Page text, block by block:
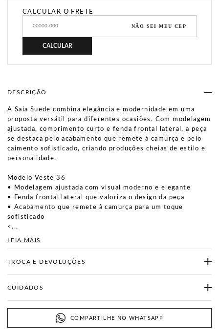
CALCULAR O FRETE
NÃO SEI MEU CEP
CALCULAR
DESCRIÇÃO
A Saia Suede combina elegância e modernidade em uma
proposta versátil para diferentes ocasiões. Com modelagem
ajustada, comprimento curto e fenda frontal lateral, a peça
se destaca pelo acabamento que remete à camurça e pelo
caimento sofisticado, criando produções cheias de estilo e
personalidade.
Modelo Veste 36
• Modelagem ajustada com visual moderno e elegante
• Fenda frontal lateral que valoriza o design da peça
• Acabamento que remete à camurça para um toque
sofisticado
<...
LEIA MAIS
TROCA E DEVOLUÇÕES
CUIDADOS
COMPARTILHE NO WHATSAPP